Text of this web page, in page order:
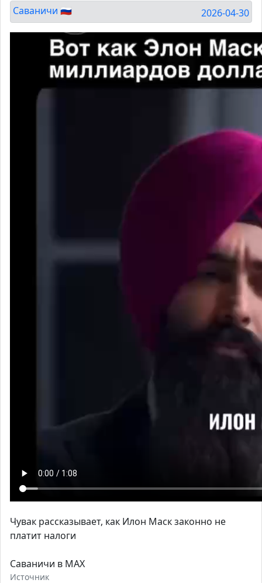
Саваничи 🇷🇺 2026-04-30
Чувак рассказывает, как Илон Маск законно не
платит налоги
Саваничи в MAX
Источник